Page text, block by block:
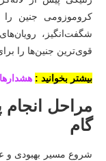
کروموزومی جنین
شگفت‌انگیز،
قوی‌ترین جنین‌ها را
بیشتر بخوانید :
مراحل انجام
گام
شروع مسیر بهبودی و